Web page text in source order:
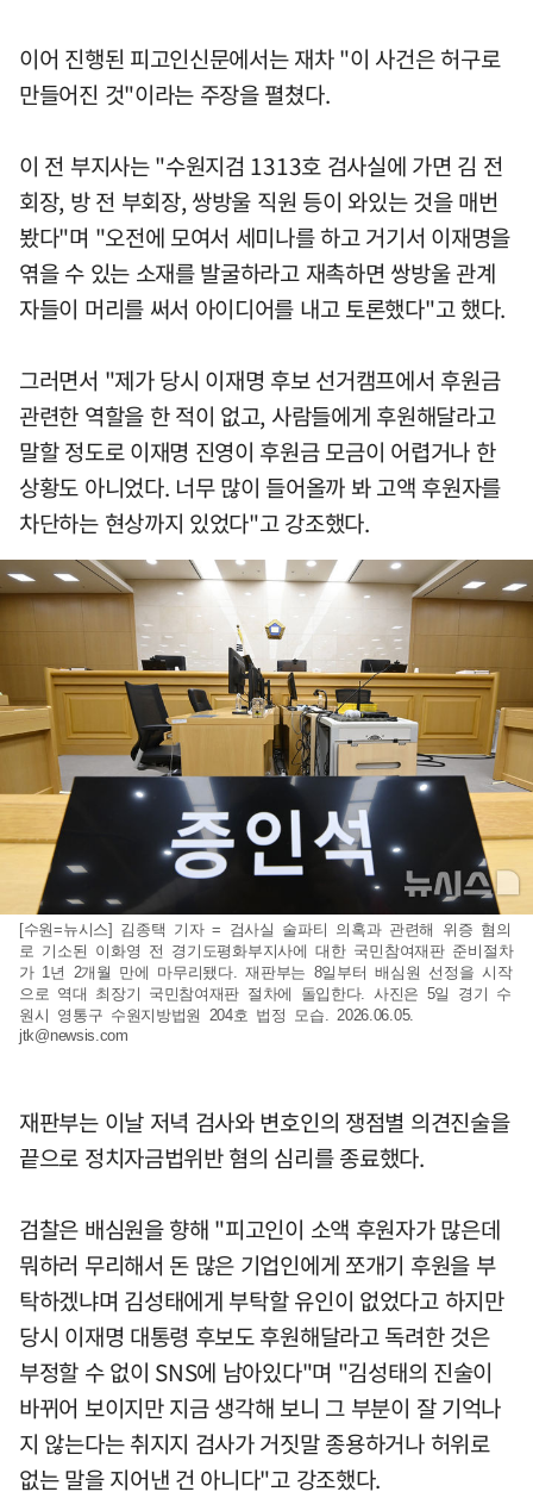
이어 진행된 피고인신문에서는 재차 "이 사건은 허구로
만들어진 것"이라는 주장을 펼쳤다.
이 전 부지사는 "수원지검 1313호 검사실에 가면 김 전
회장, 방 전 부회장, 쌍방울 직원 등이 와있는 것을 매번
봤다"며 "오전에 모여서 세미나를 하고 거기서 이재명을
엮을 수 있는 소재를 발굴하라고 재촉하면 쌍방울 관계
자들이 머리를 써서 아이디어를 내고 토론했다"고 했다.
그러면서 "제가 당시 이재명 후보 선거캠프에서 후원금
관련한 역할을 한 적이 없고, 사람들에게 후원해달라고
말할 정도로 이재명 진영이 후원금 모금이 어렵거나 한
상황도 아니었다. 너무 많이 들어올까 봐 고액 후원자를
차단하는 현상까지 있었다"고 강조했다.
[수원=뉴시스] 김종택 기자 = 검사실 술파티 의혹과 관련해 위증 혐의
로 기소된 이화영 전 경기도평화부지사에 대한 국민참여재판 준비절차
가 1년 2개월 만에 마무리됐다. 재판부는 8일부터 배심원 선정을 시작
으로 역대 최장기 국민참여재판 절차에 돌입한다. 사진은 5일 경기 수
원시 영통구 수원지방법원 204호 법정 모습. 2026.06.05.
jtk@newsis.com
재판부는 이날 저녁 검사와 변호인의 쟁점별 의견진술을
끝으로 정치자금법위반 혐의 심리를 종료했다.
검찰은 배심원을 향해 "피고인이 소액 후원자가 많은데
뭐하러 무리해서 돈 많은 기업인에게 쪼개기 후원을 부
탁하겠냐며 김성태에게 부탁할 유인이 없었다고 하지만
당시 이재명 대통령 후보도 후원해달라고 독려한 것은
부정할 수 없이 SNS에 남아있다"며 "김성태의 진술이
바뀌어 보이지만 지금 생각해 보니 그 부분이 잘 기억나
지 않는다는 취지지 검사가 거짓말 종용하거나 허위로
없는 말을 지어낸 건 아니다"고 강조했다.